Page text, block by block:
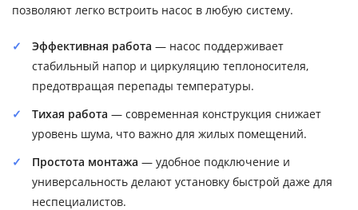
позволяют легко встроить насос в любую систему.
Эффективная работа — насос поддерживает
стабильный напор и циркуляцию теплоносителя,
предотвращая перепады температуры.
Тихая работа — современная конструкция снижает
уровень шума, что важно для жилых помещений.
Простота монтажа — удобное подключение и
универсальность делают установку быстрой даже для
неспециалистов.